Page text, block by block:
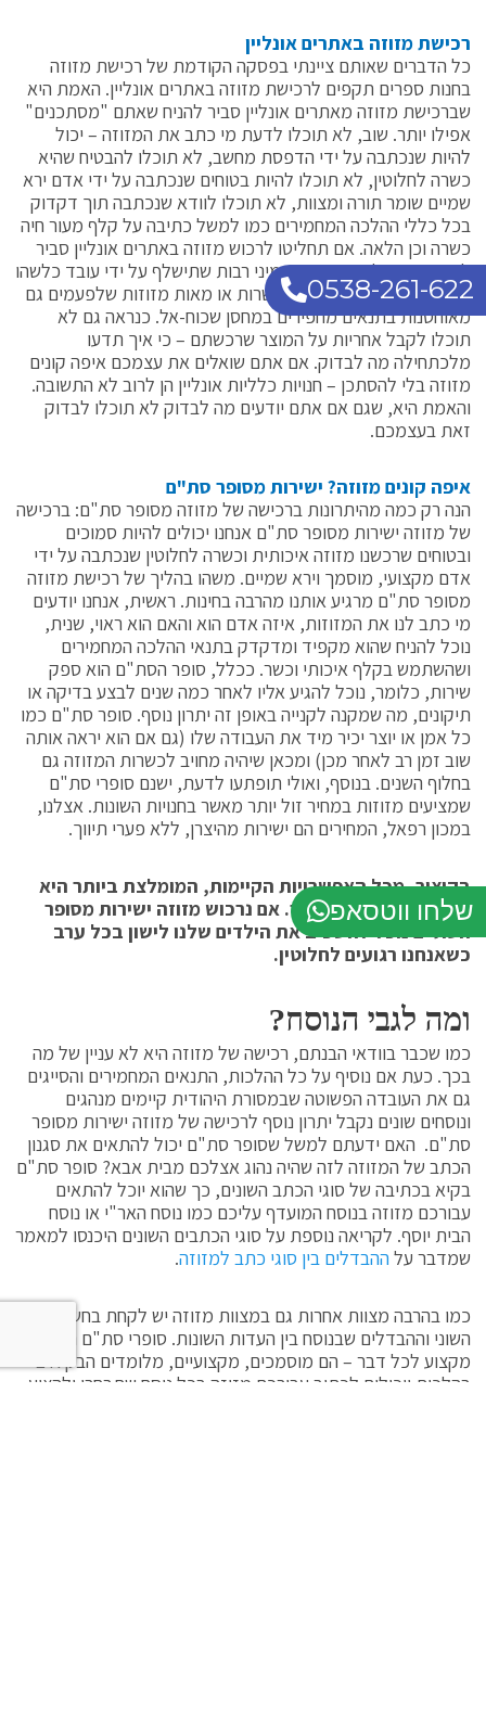
רכישת מזוזה באתרים אונליין
כל הדברים שאותם ציינתי בפסקה הקודמת של רכישת מזוזה
בחנות ספרים תקפים לרכישת מזוזה באתרים אונליין. האמת היא
שברכישת מזוזה מאתרים אונליין סביר להניח שאתם "מסתכנים"
אפילו יותר. שוב, לא תוכלו לדעת מי כתב את המזוזה – יכול
להיות שנכתבה על ידי הדפסת מחשב, לא תוכלו להבטיח שהיא
כשרה לחלוטין, לא תוכלו להיות בטוחים שנכתבה על ידי אדם ירא
שמיים שומר תורה ומצוות, לא תוכלו לוודא שנכתבה תוך דקדוק
בכל כללי ההלכה המחמירים כמו למשל כתיבה על קלף מעור חיה
כשרה וכן הלאה. אם תחליטו לרכוש מזוזה באתרים אונליין סביר
להניח שתקבלו מזוזה אחת מיני רבות שתישלף על ידי עובד כלשהו
מתוך מגירה מאובקת מבין עשרות או מאות מזוזות שלפעמים גם
מאוחסנות בתנאים מחפירים במחסן שכוח-אל. כנראה גם לא
תוכלו לקבל אחריות על המוצר שרכשתם – כי איך תדעו
מלכתחילה מה לבדוק. אם אתם שואלים את עצמכם איפה קונים
מזוזה בלי להסתכן – חנויות כלליות אונליין הן לרוב לא התשובה.
והאמת היא, שגם אם אתם יודעים מה לבדוק לא תוכלו לבדוק
זאת בעצמכם.
איפה קונים מזוזה? ישירות מסופר סת"ם
הנה רק כמה מהיתרונות ברכישה של מזוזה מסופר סת"ם: ברכישה
של מזוזה ישירות מסופר סת"ם אנחנו יכולים להיות סמוכים
ובטוחים שרכשנו מזוזה איכותית וכשרה לחלוטין שנכתבה על ידי
אדם מקצועי, מוסמך וירא שמיים. משהו בהליך של רכישת מזוזה
מסופר סת"ם מרגיע אותנו מהרבה בחינות. ראשית, אנחנו יודעים
מי כתב לנו את המזוזות, איזה אדם הוא והאם הוא ראוי, שנית,
נוכל להניח שהוא מקפיד ומדקדק בתנאי ההלכה המחמירים
ושהשתמש בקלף איכותי וכשר. ככלל, סופר הסת"ם הוא ספק
שירות, כלומר, נוכל להגיע אליו לאחר כמה שנים לבצע בדיקה או
תיקונים, מה שמקנה לקנייה באופן זה יתרון נוסף. סופר סת"ם כמו
כל אמן או יוצר יכיר מיד את העבודה שלו (גם אם הוא יראה אותה
שוב זמן רב לאחר מכן) ומכאן שיהיה מחויב לכשרות המזוזה גם
בחלוף השנים. בנוסף, ואולי תופתעו לדעת, ישנם סופרי סת"ם
שמציעים מזוזות במחיר זול יותר מאשר בחנויות השונות. אצלנו,
במכון רפאל, המחירים הם ישירות מהיצרן, ללא פערי תיווך.
בקיצור, מכל האפשרויות הקיימות, המומלצת ביותר היא
רכישת המזוזה מהמקור. אם נרכוש מזוזה ישירות מסופר
הסת"ם נוכל להשכיב את הילדים שלנו לישון בכל ערב
כשאנחנו רגועים לחלוטין.
ומה לגבי הנוסח?
כמו שכבר בוודאי הבנתם, רכישה של מזוזה היא לא עניין של מה
בכך. כעת אם נוסיף על כל ההלכות, התנאים המחמירים והסייגים
גם את העובדה הפשוטה שבמסורת היהודית קיימים מנהגים
ונוסחים שונים נקבל יתרון נוסף לרכישה של מזוזה ישירות מסופר
סת"ם. האם ידעתם למשל שסופר סת"ם יכול להתאים את סגנון
הכתב של המזוזה לזה שהיה נהוג אצלכם מבית אבא? סופר סת"ם
בקיא בכתיבה של סוגי הכתב השונים, כך שהוא יוכל להתאים
עבורכם מזוזה בנוסח המועדף עליכם כמו נוסח האר"י או נוסח
הבית יוסף. לקריאה נוספת על סוגי הכתבים השונים היכנסו למאמר
שמדבר עלההבדלים בין סוגי כתב למזוזה.
כמו בהרבה מצוות אחרות גם במצוות מזוזה יש לקחת בחשבון את
השוני וההבדלים שבנוסח בין העדות השונות. סופרי סת"ם הם אנשי
מקצוע לכל דבר – הם מוסמכים, מקצועיים, מלומדים הבקיאים
בהלכות ויכולים לכתוב עבורכם מזוזה בכל נוסח שתבחרו ולהציע
0538-261-622
שלחו ווטסאפ